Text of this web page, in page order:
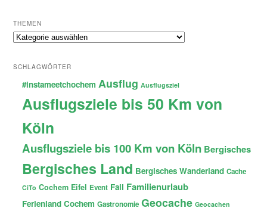
THEMEN
Themen
SCHLAGWÖRTER
#instameetchochem Ausflug Ausflugsziel
Ausflugsziele bis 50 Km von
Köln
Ausflugsziele bis 100 Km von Köln Bergisches
Bergisches Land Bergisches Wanderland Cache
CiTo Cochem Eifel Event Fail Familienurlaub
Ferienland Cochem Gastronomie Geocache Geocachen